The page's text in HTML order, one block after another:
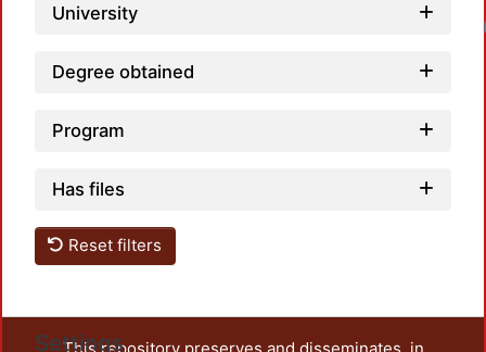
University
Degree obtained
Program
Has files
Reset filters
Settings